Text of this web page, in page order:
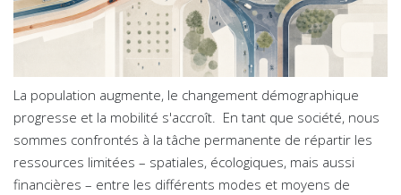
La population augmente, le changement démographique
progresse et la mobilité s'accroît. En tant que société, nous
sommes confrontés à la tâche permanente de répartir les
ressources limitées – spatiales, écologiques, mais aussi
financières – entre les différents modes et moyens de